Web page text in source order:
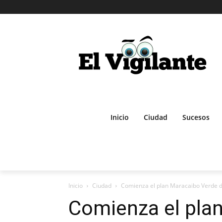
Inicio Ciudad Sucesos
Inicio Ciudad Comienza el plan Maracaibo Verde
Comienza el